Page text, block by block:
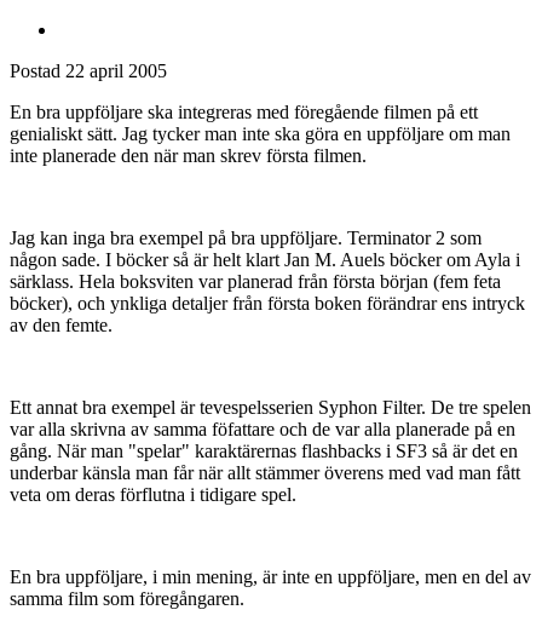
Postad 22 april 2005
En bra uppföljare ska integreras med föregående filmen på ett
genialiskt sätt. Jag tycker man inte ska göra en uppföljare om man
inte planerade den när man skrev första filmen.
Jag kan inga bra exempel på bra uppföljare. Terminator 2 som
någon sade. I böcker så är helt klart Jan M. Auels böcker om Ayla i
särklass. Hela boksviten var planerad från första början (fem feta
böcker), och ynkliga detaljer från första boken förändrar ens intryck
av den femte.
Ett annat bra exempel är tevespelsserien Syphon Filter. De tre spelen
var alla skrivna av samma föfattare och de var alla planerade på en
gång. När man "spelar" karaktärernas flashbacks i SF3 så är det en
underbar känsla man får när allt stämmer överens med vad man fått
veta om deras förflutna i tidigare spel.
En bra uppföljare, i min mening, är inte en uppföljare, men en del av
samma film som föregångaren.